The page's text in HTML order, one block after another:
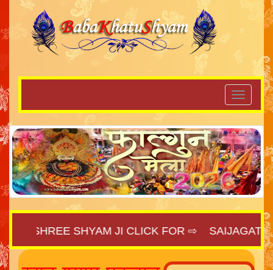
SHREE SHYAM JI CLICK FOR ⇨ SAIJAGAT.COM